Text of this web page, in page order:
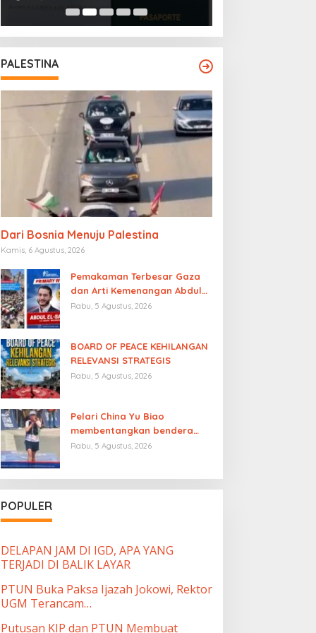
PALESTINA
Dari Bosnia Menuju Palestina
Kamis, 6 Agustus, 2026
Pemakaman Terbesar Gaza
dan Arti Kemenangan Abdul
El-Sayed
Rabu, 5 Agustus, 2026
BOARD OF PEACE KEHILANGAN
RELEVANSI STRATEGIS
Rabu, 5 Agustus, 2026
Pelari China Yu Biao
membentangkan bendera
Palestina
usai finish di
Rabu, 5 Agustus, 2026
POPULER
DELAPAN JAM DI IGD, APA YANG
TERJADI DI BALIK LAYAR
PTUN Buka Paksa Ijazah Jokowi, Rektor
UGM Terancam…
Putusan KIP dan PTUN Membuat